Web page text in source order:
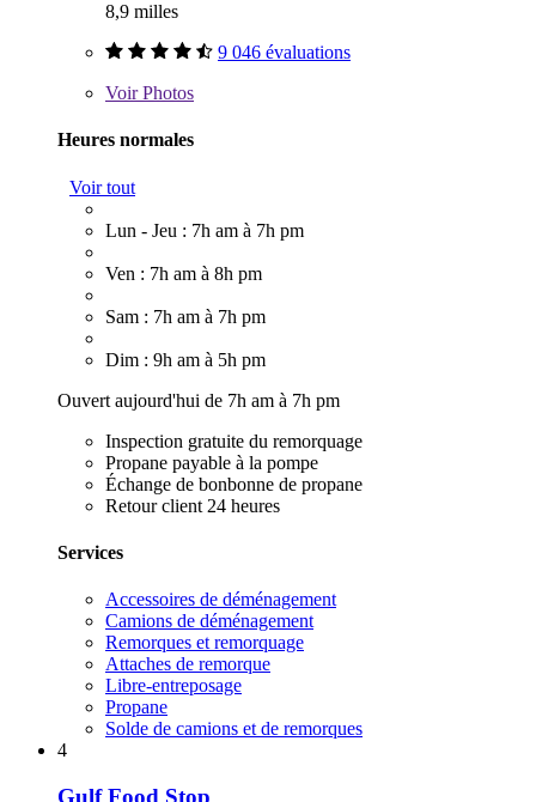
8,9 milles
9 046 évaluations
VoirPhotos
Heures normales
Voir tout
Lun - Jeu : 7h am à 7h pm
Ven : 7h am à 8h pm
Sam : 7h am à 7h pm
Dim : 9h am à 5h pm
Ouvert aujourd'hui de 7h am à 7h pm
Inspection gratuite du remorquage
Propane payable à la pompe
Échange de bonbonne de propane
Retour client 24 heures
Services
Accessoires de déménagement
Camions de déménagement
Remorques et remorquage
Attaches de remorque
Libre-entreposage
Propane
Solde de camions et de remorques
4
Gulf Food Stop